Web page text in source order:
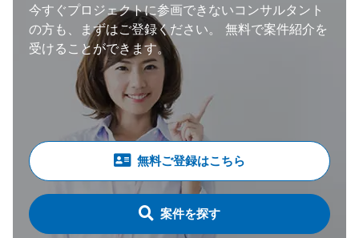
今すぐプロジェクトに参画できないコンサルタント
の方も、まずはご登録ください。
無料で案件紹介を
受けることができます。
無料ご登録はこちら
案件を探す